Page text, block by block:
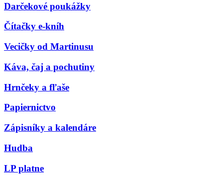
Darčekové poukážky
Čítačky e-kníh
Vecičky od Martinusu
Káva, čaj a pochutiny
Hrnčeky a fľaše
Papiernictvo
Zápisníky a kalendáre
Hudba
LP platne